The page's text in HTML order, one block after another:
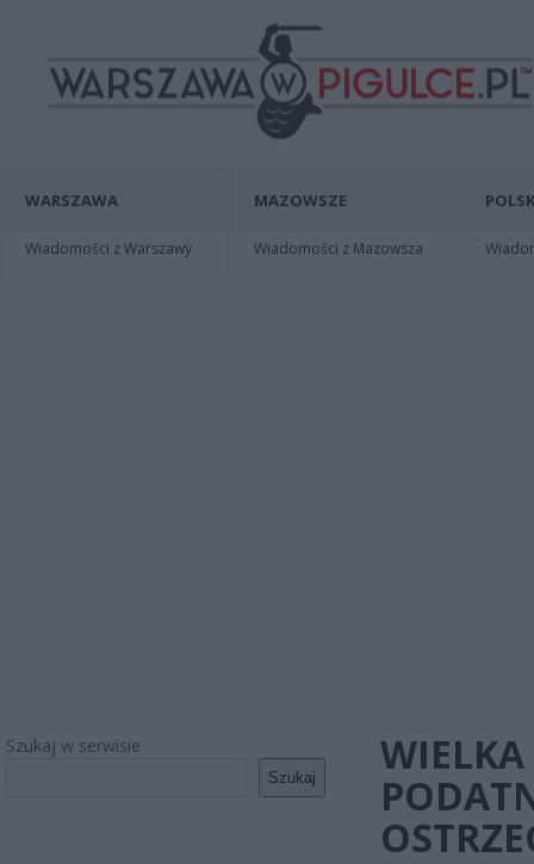
WARSZAWA
Wiadomości z Warszawy
MAZOWSZE
Wiadomości z Mazowsza
Szukaj w serwisie
Szukaj